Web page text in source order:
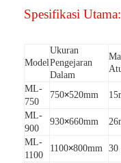
Spesifikasi Utama:
Model
Ukuran
Pengejaran
Dalam
ML-
750
750×520mm
ML-
900
930×660mm
ML-
1100
1100×800mm 30